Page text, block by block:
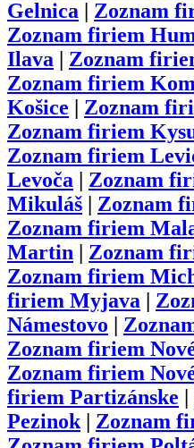
Gelnica
Zoznam
Zoznam firiem
Ilava
Zoznam
Zoznam firiem
Košice
Zoznam
Zoznam firiem
Zoznam firiem
Levoča
Zoznam
Mikuláš
Zoznam
Zoznam firiem
Martin
Zoznam
Zoznam firiem
firiem Myjava
Námestovo
Zoznam firiem
Zoznam firiem
firiem Partizánske
Pezinok| Zoznam